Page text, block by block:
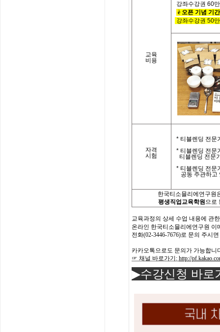
교육
비용
강좌수강권 60
è 오픈 기념 기
강좌수강권 50
자격
시험
* 티블렌딩 전문
* 티블렌딩 전문
티블렌딩 전문
* 티블렌딩 전문
공동 주관하고
한국티소믈리에연구원
평생직업교육학원으로
교육과정의 상세 수업 내용에 관한
온라인 한국티소믈리에 연구원 이
전화(02-3446-7676)로 문의 주시면
카카오톡으로도 문의가 가능합니
☞ 채널 바로가기 : http://
▶수강신청 바로